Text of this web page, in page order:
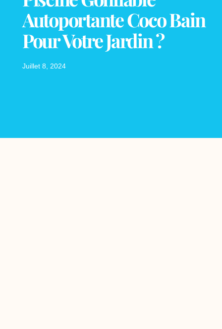
Autoportante Coco Bain
Pour Votre Jardin ?
Juillet 8, 2024